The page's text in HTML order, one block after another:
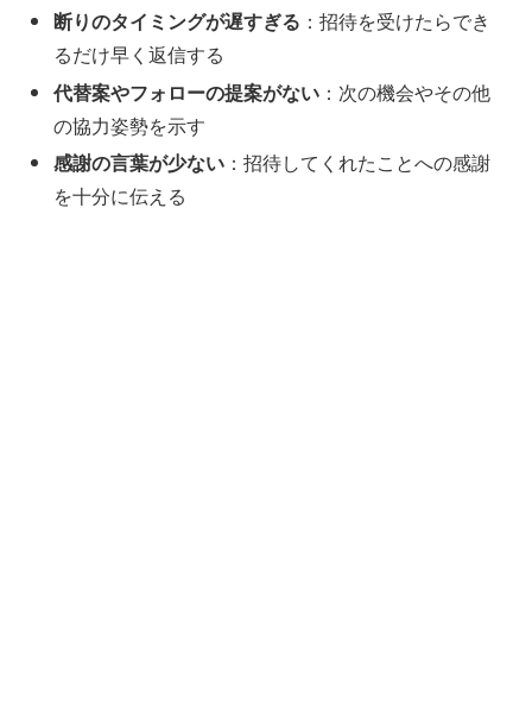
断りのタイミングが遅すぎる ：招待を受けたらでき
るだけ早く返信する
代替案やフォローの提案がない ：次の機会やその他
の協力姿勢を示す
感謝の言葉が少ない ：招待してくれたことへの感謝
を十分に伝える